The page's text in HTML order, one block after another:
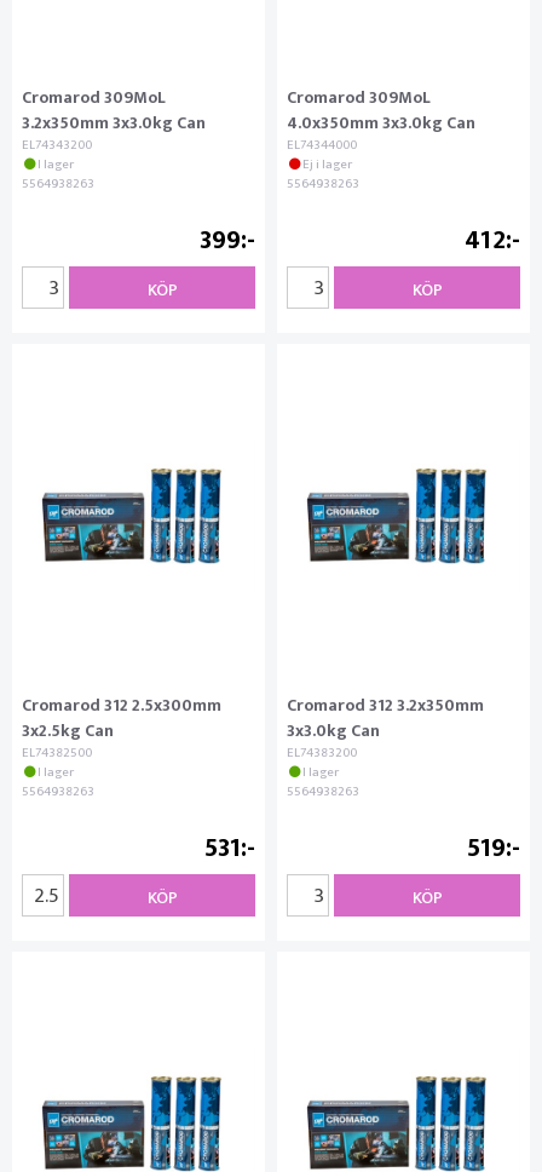
Cromarod 309MoL
3.2x350mm 3x3.0kg Can
EL74343200
I lager
5564938263
399
KÖP
Cromarod 309MoL
4.0x350mm 3x3.0kg Can
EL74344000
Ej i lager
5564938263
412
KÖP
Cromarod 312 2.5x300mm
3x2.5kg Can
EL74382500
I lager
5564938263
531
KÖP
Cromarod 312 3.2x350mm
3x3.0kg Can
EL74383200
I lager
5564938263
519
KÖP